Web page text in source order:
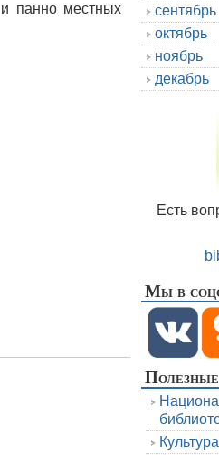
панно местных
сентябрь
октябрь
ноябрь
декабрь
Есть
Мы в